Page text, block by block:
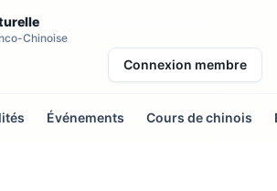
Chinoise
Connexion membre
Événements Cours de chinois